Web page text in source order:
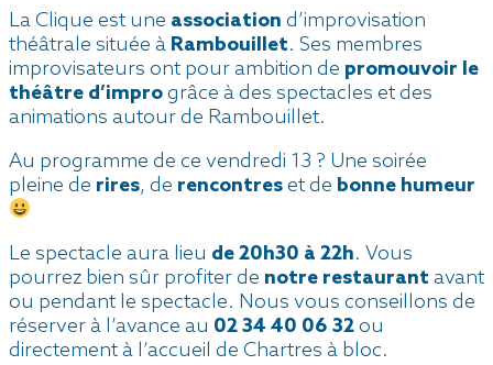
La Clique est une association d’improvisation
théâtrale située à Rambouillet. Ses membres
improvisateurs ont pour ambition de promouvoir le
théâtre d’improgrâce à des spectacles et des
animations autour de Rambouillet.
Au programme de ce vendredi 13 ? Une soirée
pleine de rires, de rencontreset de bonne humeur
Le spectacle aura lieu de 20h30 à 22h. Vous
pourrez bien sûr profiter de notre restaurant avant
ou pendant le spectacle. Nous vous conseillons de
réserver à l’avance au 02 34 40 06 32ou
directement à l’accueil de Chartres à bloc.